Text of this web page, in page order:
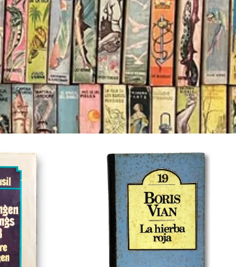
Librería
en el 2018. Aquí encontrarás libros
Títulos únicos de todos
nuestro catálogo: